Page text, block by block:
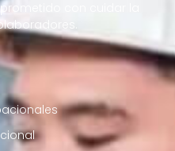
con cuidar la